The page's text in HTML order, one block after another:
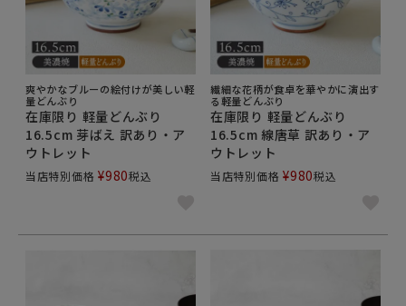
爽やかなブルーの絵付けが美しい軽
量どんぶり
在庫限り 軽量どんぶり
16.5cm 芽ばえ 訳あり・ア
ウトレット
当店特別価格 ¥980税込
繊細な花柄が食卓を華やかに演出す
る軽量どんぶり
在庫限り 軽量どんぶり
16.5cm 線唐草 訳あり・ア
ウトレット
当店特別価格 ¥980税込